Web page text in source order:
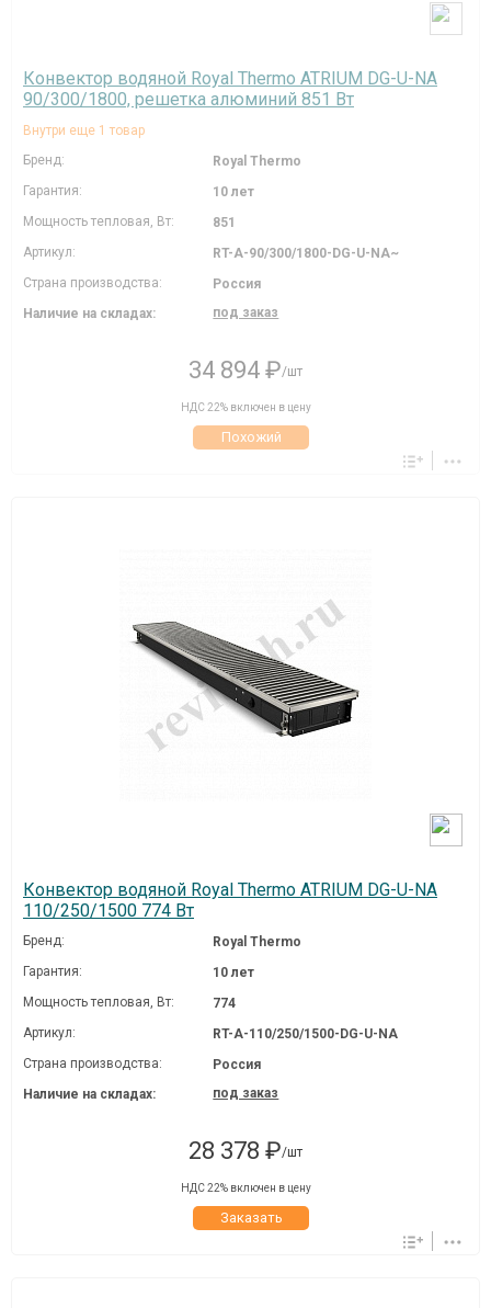
Конвектор водяной Royal Thermo ATRIUM DG-U-NA
90/300/1800, решетка алюминий 851 Вт
Внутри еще 1 товар
Бренд:
Royal Thermo
Гарантия:
10 лет
Мощность тепловая, Вт:
851
Артикул:
RT-A-90/300/1800-DG-U-NA~
Страна производства:
Россия
Наличие на складах:
под заказ
34 894 ₽/шт
НДС 22% включен в цену
Похожий
Конвектор водяной Royal Thermo ATRIUM DG-U-NA
110/250/1500 774 Вт
Бренд:
Royal Thermo
Гарантия:
10 лет
Мощность тепловая, Вт:
774
Артикул:
RT-A-110/250/1500-DG-U-NA
Страна производства:
Россия
Наличие на складах:
под заказ
28 378 ₽/шт
НДС 22% включен в цену
Заказать